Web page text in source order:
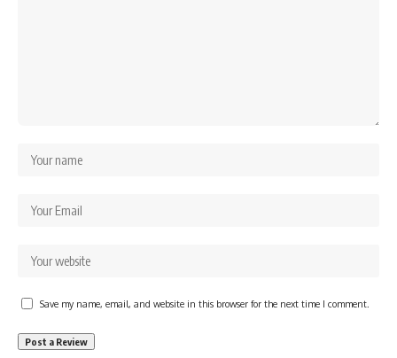
Save my name, email, and website in this browser for the next time I comment.